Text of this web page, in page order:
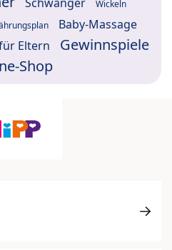
Schwanger Wickeln
Baby-Massage
Eltern
Gewinnspiele
Shop